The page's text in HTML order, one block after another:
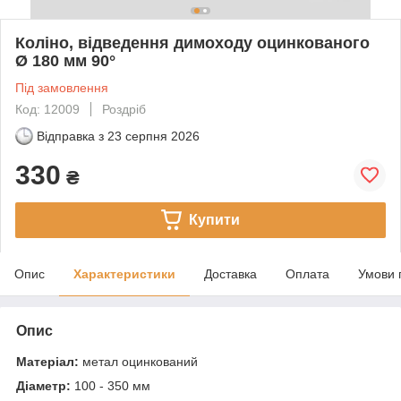
Коліно, відведення димоходу оцинкованого
Ø 180 мм 90°
Під замовлення
Код: 12009
Роздріб
Відправка з 23 серпня 2026
330 ₴
Купити
Опис Характеристики Доставка Оплата Умови
Опис
Матеріал: метал оцинкований
Діаметр: 100 - 350 мм